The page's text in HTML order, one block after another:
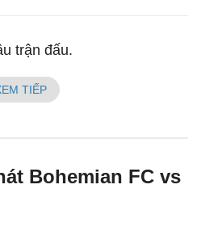
trận đấu.
TIẾP
Bohemian FC vs